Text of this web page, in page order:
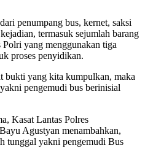
penumpang bus, kernet, saksi
termasuk sejumlah barang
yang menggunakan tiga
proses penyidikan.
bukti yang kita kumpulkan, maka
pengemudi bus berinisial
Kasat Lantas Polres
Agustyan menambahkan,
tunggal yakni pengemudi Bus